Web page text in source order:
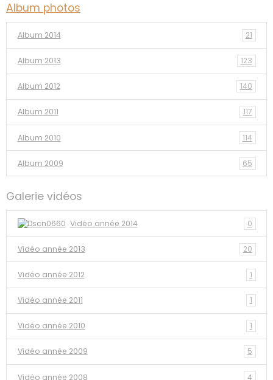
Album photos
Album 2014 21
Album 2013 123
Album 2012 140
Album 2011 117
Album 2010 114
Album 2009 65
Galerie vidéos
Vidéo année 2014 0
Vidéo année 2013 20
Vidéo année 2012 1
Vidéo année 2011 1
Vidéo année 2010 1
Vidéo année 2009 5
Vidéo année 2008 4